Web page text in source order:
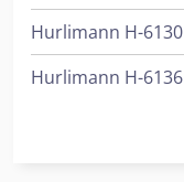
Hurlimann H-6130
Hurlimann H-6136